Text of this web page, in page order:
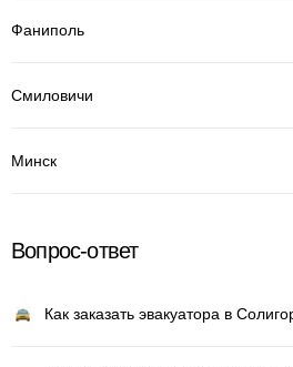
Фаниполь
Смиловичи
Минск
Вопрос-ответ
Как заказать эвакуатора в